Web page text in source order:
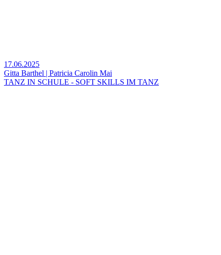
17.06.2025
Gitta Barthel | Patricia Carolin Mai
TANZ IN SCHULE - SOFT SKILLS IM TANZ